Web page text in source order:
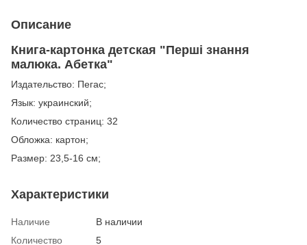
Описание
Книга-картонка детская "Перші знання
малюка. Абетка"
Издательство: Пегас;
Язык: украинский;
Количество страниц: 32
Обложка: картон;
Размер: 23,5-16 см;
Характеристики
Наличие
В наличии
Количество
5